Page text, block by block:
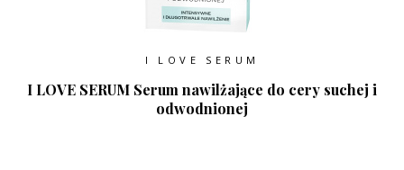
I LOVE SERUM
I LOVE SERUM Serum nawilżające do cery suchej i
odwodnionej